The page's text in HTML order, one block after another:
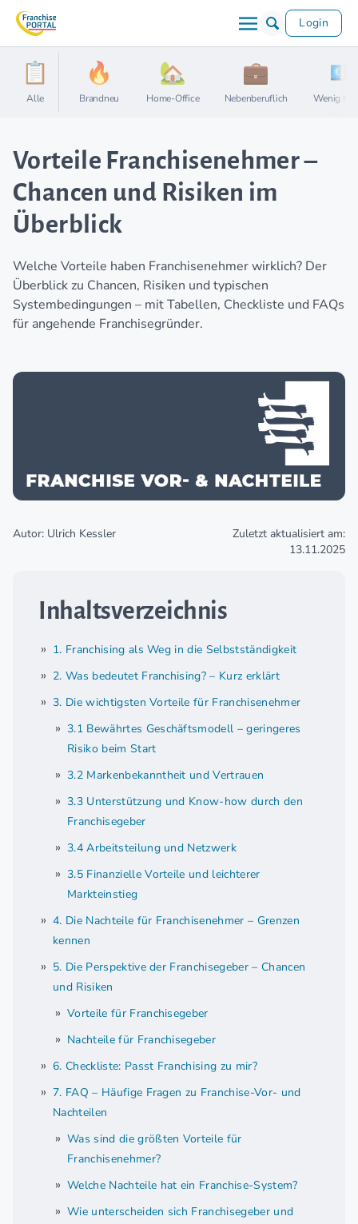
Login
Alle Brandneu Home-Office Nebenberuflich Wenig
Vorteile Franchisenehmer –
Chancen und Risiken im
Überblick
Welche Vorteile haben Franchisenehmer wirklich? Der
Überblick zu Chancen, Risiken und typischen
Systembedingungen – mit Tabellen, Checkliste und FAQs
für angehende Franchisegründer.
Autor: Ulrich Kessler
Zuletzt aktualisiert am:
13.11.2025
Inhaltsverzeichnis
1. Franchising als Weg in die Selbstständigkeit
2. Was bedeutet Franchising? – Kurz erklärt
3. Die wichtigsten Vorteile für Franchisenehmer
3.1 Bewährtes Geschäftsmodell – geringeres
Risiko beim Start
3.2 Markenbekanntheit und Vertrauen
3.3 Unterstützung und Know-how durch den
Franchisegeber
3.4 Arbeitsteilung und Netzwerk
3.5 Finanzielle Vorteile und leichterer
Markteinstieg
4. Die Nachteile für Franchisenehmer – Grenzen
kennen
5. Die Perspektive der Franchisegeber – Chancen
und Risiken
Vorteile für Franchisegeber
Nachteile für Franchisegeber
6. Checkliste: Passt Franchising zu mir?
7. FAQ – Häufige Fragen zu Franchise-Vor- und
Nachteilen
Was sind die größten Vorteile für
Franchisenehmer?
Welche Nachteile hat ein Franchise-System?
Wie unterscheiden sich Franchisegeber und